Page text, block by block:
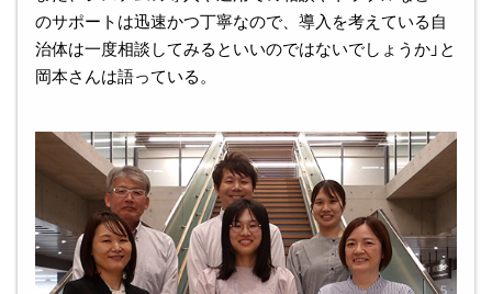
のサポートは迅速かつ丁寧なので、導入を考えている自
治体は一度相談してみるといいのではないでしょうか」と
岡本さんは語っている。